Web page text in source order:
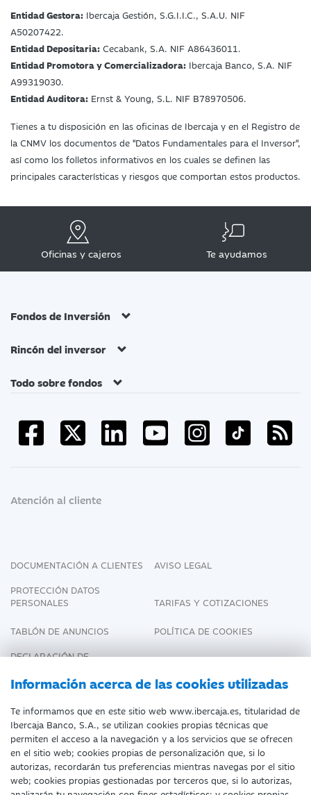
Información acerca de las cookies utilizadas
Te informamos que en este sitio web www.ibercaja.es, titularidad de
Ibercaja Banco, S.A., se utilizan cookies propias técnicas que
permiten el acceso a la navegación y a los servicios que se ofrecen
en el sitio web; cookies propias de personalización que, si lo
autorizas, recordarán tus preferencias mientras navegas por el sitio
web; cookies propias gestionadas por terceros que, si lo autorizas,
Entidad Gestora: Ibercaja Gestión, S.G.I.I.C., S.A.U. NIF
A50207422.
Entidad Depositaria: Cecabank, S.A. NIF A86436011.
Entidad Promotora y Comercializadora: Ibercaja Banco, S.A. NIF
A99319030.
Entidad Auditora: Ernst & Young, S.L. NIF B78970506.
Tienes a tu disposición en las oficinas de Ibercaja y en el Registro de
la CNMV los documentos de "Datos Fundamentales para el Inversor",
así como los folletos informativos en los cuales se definen las
principales características y riesgos que comportan estos productos.
Oficinas y cajeros Te ayudamos
Fondos de Inversión
Rincón del inversor
Todo sobre fondos
Atención al cliente
DOCUMENTACIÓN A CLIENTES
AVISO LEGAL
PROTECCIÓN DATOS
PERSONALES
TARIFAS Y COTIZACIONES
TABLÓN DE ANUNCIOS
POLÍTICA DE COOKIES
DECLARACIÓN DE
Fecha de Edición: 10/08/2026
©Ibercaja Banco, S.A. - IBERCAJA - NIF. A-
99319030 R.M. de Zaragoza (T.3865. F.1.